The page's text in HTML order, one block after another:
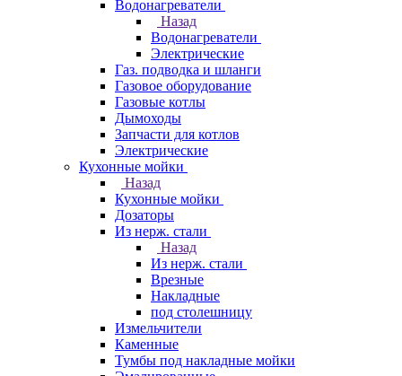
Водонагреватели
Назад
Водонагреватели
Электрические
Газ. подводка и шланги
Газовое оборудование
Газовые котлы
Дымоходы
Запчасти для котлов
Электрические
Кухонные мойки
Назад
Кухонные мойки
Дозаторы
Из нерж. стали
Назад
Из нерж. стали
Врезные
Накладные
под столешницу
Измельчители
Каменные
Тумбы под накладные мойки